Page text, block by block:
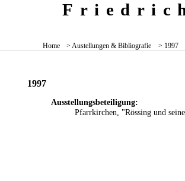
Home > Austellungen & Bibliografie > 1997
1997
Ausstellungsbeteiligung:
Pfarrkirchen, "Rössing und